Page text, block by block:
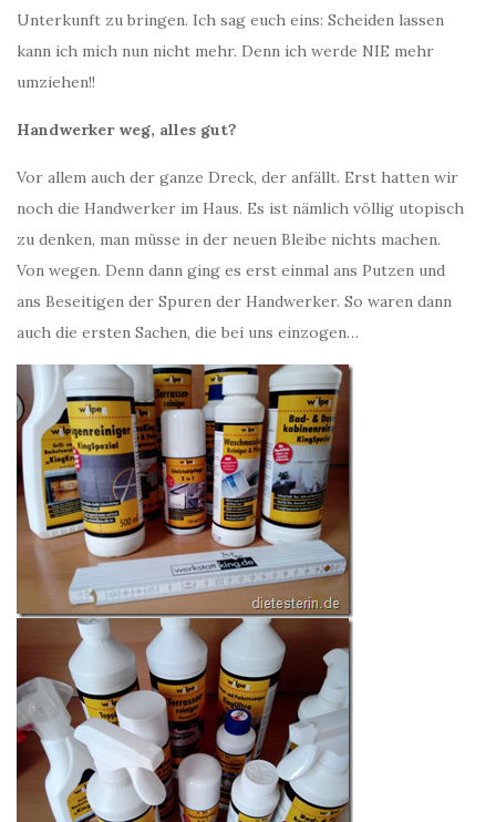
Unterkunft zu bringen. Ich sag euch eins: Scheiden lassen
kann ich mich nun nicht mehr. Denn ich werde NIE mehr
umziehen!!
Handwerker weg, alles gut?
Vor allem auch der ganze Dreck, der anfällt. Erst hatten wir
noch die Handwerker im Haus. Es ist nämlich völlig utopisch
zu denken, man müsse in der neuen Bleibe nichts machen.
Von wegen. Denn dann ging es erst einmal ans Putzen und
ans Beseitigen der Spuren der Handwerker. So waren dann
auch die ersten Sachen, die bei uns einzogen…